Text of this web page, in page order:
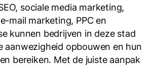
sociale media marketing,
mail marketing, PPC en
kunnen bedrijven in deze stad
aanwezigheid opbouwen en hun
bereiken. Met de juiste aanpak